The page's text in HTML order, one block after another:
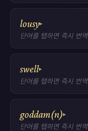
lousy▸
단어를 탭하면 즉시 번
swell▸
단어를 탭하면 즉시 번
goddam(n)▸
단어를 탭하면 즉시 번